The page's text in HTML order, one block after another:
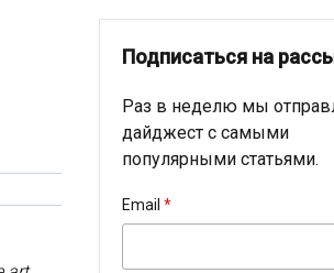
Подписаться на
Раз в неделю мы
дайджест с самыми
популярными статьями.
Email